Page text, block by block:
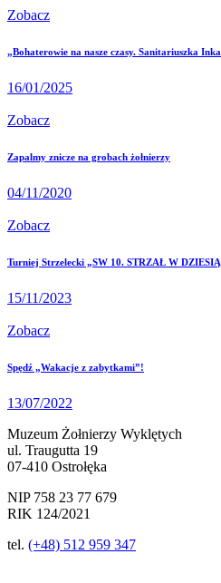
Zobacz
„Bohaterowie na nasze czasy. Sanitariuszka
16/01/2025
Zobacz
Zapalmy znicze na grobach żołnierzy
04/11/2020
Zobacz
Turniej Strzelecki „SW 10. STRZAŁ W
15/11/2023
Zobacz
Spędź „Wakacje z zabytkami”!
13/07/2022
Muzeum Żołnierzy Wyklętych
ul. Traugutta 19
07-410 Ostrołęka
NIP 758 23 77 679
RIK 124/2021
tel. (+48) 512 959 347